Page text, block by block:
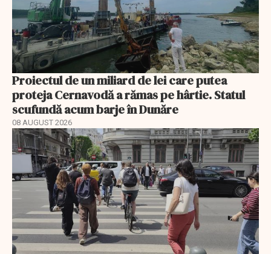
Proiectul de un miliard de lei care putea
proteja Cernavodă a rămas pe hârtie. Statul
scufundă acum barje în Dunăre
08 AUGUST 2026